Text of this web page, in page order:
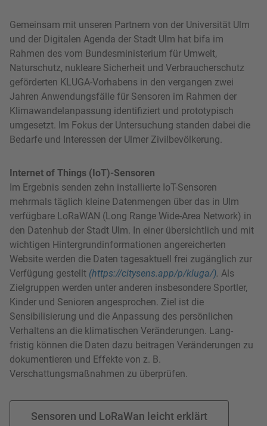
Gemeinsam mit unseren Partnern von der Universität Ulm
und der Digitalen Agenda der Stadt Ulm hat bifa im
Rahmen des vom Bundesministerium für Umwelt,
Naturschutz, nukleare Sicherheit und Verbraucherschutz
geförderten KLUGA-Vorhabens in den vergangen zwei
Jahren Anwendungsfälle für Sensoren im Rahmen der
Klimawandelanpassung identifiziert und prototypisch
umgesetzt. Im Fokus der Untersuchung standen dabei die
Bedarfe und Interessen der Ulmer Zivilbevölkerung.
Internet of Things (IoT)-Sensoren
Im Ergebnis senden zehn installierte IoT-Sensoren
mehrmals täglich kleine Datenmengen über das in Ulm
verfügbare LoRaWAN (Long Range Wide-Area Network) in
den Datenhub der Stadt Ulm. In einer übersichtlich und mit
wichtigen Hintergrundinformationen angereicherten
Website werden die Daten tagesaktuell frei zugänglich zur
Verfügung gestellt (https://citysens.app/p/kluga/). Als
Zielgruppen werden unter anderen insbesondere Sportler,
Kinder und Senioren angesprochen. Ziel ist die
Sensibilisierung und die Anpassung des persönlichen
Verhaltens an die klimatischen Veränderungen. Lang-
fristig können die Daten dazu beitragen Veränderungen zu
dokumentieren und Effekte von z. B.
Verschattungsmaßnahmen zu überprüfen.
Sensoren und LoRaWan leicht erklärt